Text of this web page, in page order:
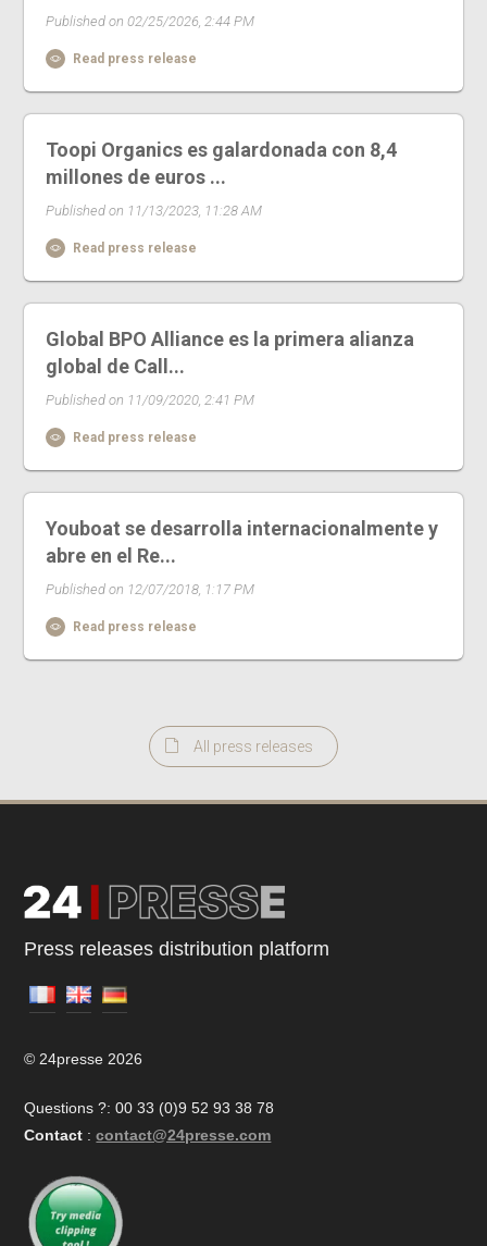
Published on 02/25/2026, 2:44 PM
Read press release
Toopi Organics es galardonada con 8,4
millones de euros ...
Published on 11/13/2023, 11:28 AM
Read press release
Global BPO Alliance es la primera alianza
global de Call...
Published on 11/09/2020, 2:41 PM
Read press release
Youboat se desarrolla internacionalmente y
abre en el Re...
Published on 12/07/2018, 1:17 PM
Read press release
All press releases
Press releases distribution platform
© 24presse 2026
Questions ?: 00 33 (0)9 52 93 38 78
Contact : contact@24presse.com